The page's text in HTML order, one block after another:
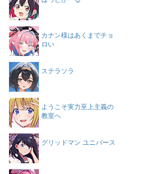
カナン様はあくまでチョ
ロい
ステラソラ
ようこそ実力至上主義の
教室へ
グリッドマン ユニバース